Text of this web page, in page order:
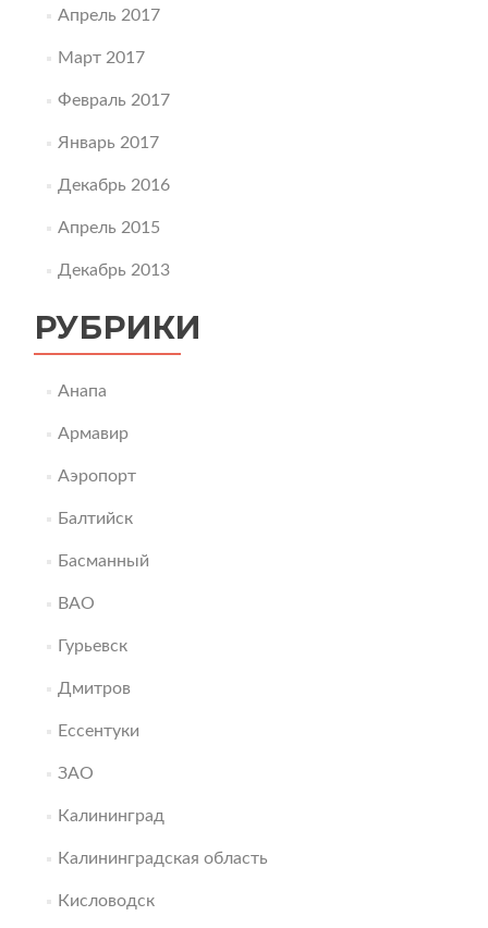
Апрель 2017
Март 2017
Февраль 2017
Январь 2017
Декабрь 2016
Апрель 2015
Декабрь 2013
РУБРИКИ
Анапа
Армавир
Аэропорт
Балтийск
Басманный
ВАО
Гурьевск
Дмитров
Ессентуки
ЗАО
Калининград
Калининградская область
Кисловодск